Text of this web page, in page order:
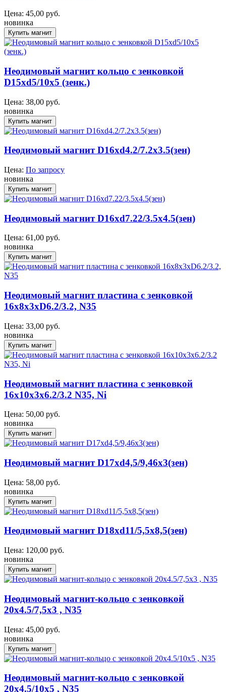
Цена: 45,00 руб.
новинка
Неодимовый магнит кольцо с зенковкой
D15xd5/10x5 (зенк.)
Цена: 38,00 руб.
новинка
Неодимовый магнит D16xd4.2/7.2x3.5(зен)
Цена: По запросу
новинка
Неодимовый магнит D16xd7.22/3.5x4.5(зен)
Цена: 61,00 руб.
новинка
Неодимовый магнит пластина с зенковкой
16x8x3xD6.2/3.2, N35
Цена: 33,00 руб.
новинка
Неодимовый магнит пластина с зенковкой
16x10x3x6.2/3.2 N35, Ni
Цена: 50,00 руб.
новинка
Неодимовый магнит D17xd4,5/9,46x3(зен)
Цена: 58,00 руб.
новинка
Неодимовый магнит D18xd11/5,5x8,5(зен)
Цена: 120,00 руб.
новинка
Неодимовый магнит-кольцо с зенковкой
20x4.5/7,5x3 , N35
Цена: 45,00 руб.
новинка
Неодимовый магнит-кольцо с зенковкой
20x4.5/10x5 , N35